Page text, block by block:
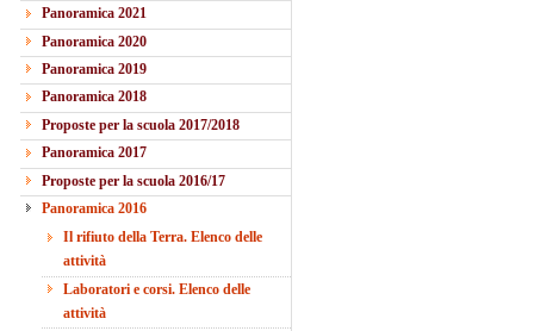
Panoramica 2021
Panoramica 2020
Panoramica 2019
Panoramica 2018
Proposte per la scuola 2017/2018
Panoramica 2017
Proposte per la scuola 2016/17
Panoramica 2016
Il rifiuto della Terra. Elenco delle
attività
Laboratori e corsi. Elenco delle
attività